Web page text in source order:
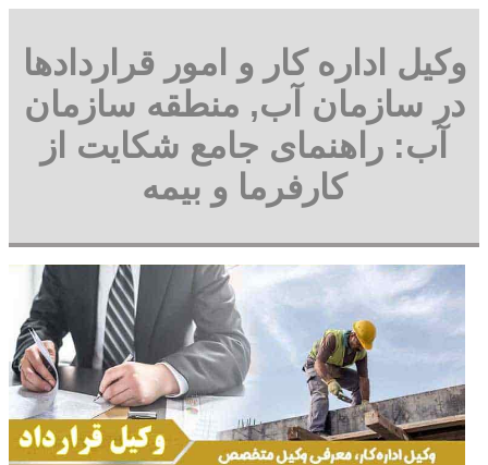
وکیل اداره کار و امور قراردادها
در سازمان آب, منطقه سازمان
آب: راهنمای جامع شکایت از
کارفرما و بیمه